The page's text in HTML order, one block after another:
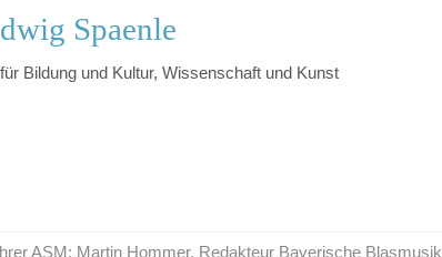
Spaenle
Bildung und Kultur, Wissenschaft und Kunst
ASM; Martin Hommer, Redakteur Bayerische Blasmusik